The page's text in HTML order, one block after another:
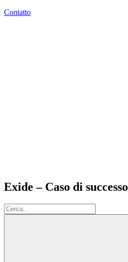
Contatto
Exide – Caso di successo